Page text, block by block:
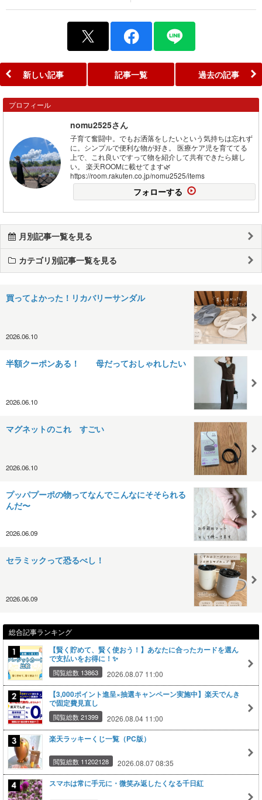
新しい記事 記事一覧 過去の記事
プロフィール
nomu2525さん
子育て奮闘中。でもお洒落をしたいという気持ちは忘れず
に。シンプルで便利な物が好き。 医療ケア児を育ててる
上で、これ良いですって物を紹介して共有できたら嬉し
い。 楽天ROOMに載せてます🌿
https://room.rakuten.co.jp/nomu2525/items
フォローする
月別記事一覧を見る
カテゴリ別記事一覧を見る
買ってよかった！リカバリーサンダル
2026.06.10
半額クーポンある！ 母だっておしゃれしたい
2026.06.10
マグネットのこれ すごい
2026.06.10
プッパプーポの物ってなんでこんなにそそられる
んだ〜
2026.06.09
セラミックって恐るべし！
2026.06.09
総合記事ランキング
【賢く貯めて、賢く使おう！】あなたに合ったカードを選ん
で支払いをお得に！✨
閲覧総数 13863 2026.08.07 11:00
【3,000ポイント進呈×抽選キャンペーン実施中】楽天でんき
で固定費見直し
閲覧総数 21399 2026.08.04 11:00
楽天ラッキーくじ一覧（PC版）
閲覧総数 11202128 2026.08.07 08:35
スマホは常に手元に・微笑み返したくなる千日紅